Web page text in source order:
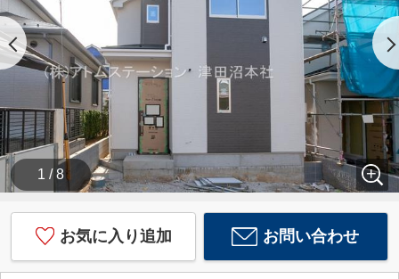
1 / 8
お気に入り追加 お問い合わせ